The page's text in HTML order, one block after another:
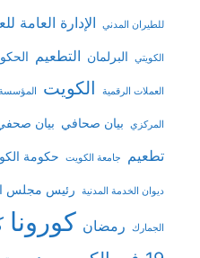
للطيران المدني الإدارة العامة
الكويتي البرلمان التطعيم
العملات الرقمية الكويت المؤسسة
المركزي بيان صحافي بيان
تطعيم جامعة الكويت حكومة
ديوان الخدمة المدنية رئيس مجلس
الجمارك رمضان كورونا